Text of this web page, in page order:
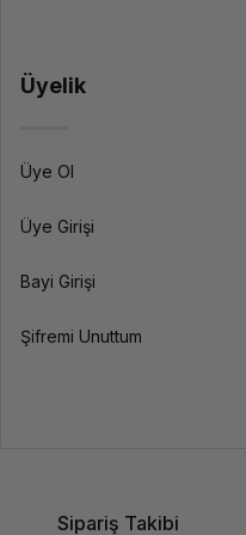
Üyelik
Üye Ol
Üye Girişi
Bayi Girişi
Şifremi Unuttum
Sipariş Takibi